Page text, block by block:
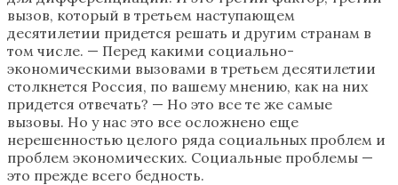
вызов, который в третьем наступающем
десятилетии придется решать и другим странам в
том числе. — Перед какими социально-
экономическими вызовами в третьем десятилетии
столкнется Россия, по вашему мнению, как на них
придется отвечать? — Но это все те же самые
вызовы. Но у нас это все осложнено еще
нерешенностью целого ряда социальных проблем и
проблем экономических. Социальные проблемы —
это прежде всего бедность.